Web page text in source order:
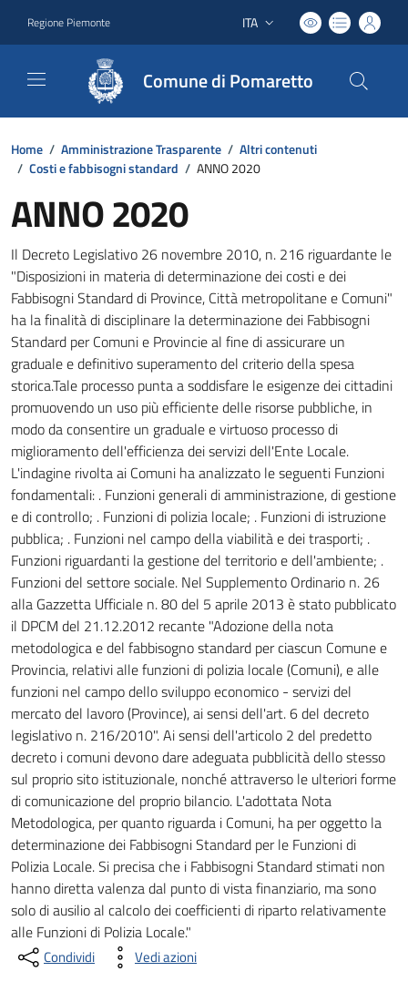
Regione Piemonte Lingua attiva:
ITA
Comune di Pomaretto
Home / Amministrazione Trasparente / Altri contenuti
/ Costi e fabbisogni standard / ANNO 2020
ANNO 2020
Il Decreto Legislativo 26 novembre 2010, n. 216 riguardante le
"Disposizioni in materia di determinazione dei costi e dei
Fabbisogni Standard di Province, Città metropolitane e Comuni"
ha la finalità di disciplinare la determinazione dei Fabbisogni
Standard per Comuni e Provincie al fine di assicurare un
graduale e definitivo superamento del criterio della spesa
storica.Tale processo punta a soddisfare le esigenze dei cittadini
promuovendo un uso più efficiente delle risorse pubbliche, in
modo da consentire un graduale e virtuoso processo di
miglioramento dell'efficienza dei servizi dell'Ente Locale.
L'indagine rivolta ai Comuni ha analizzato le seguenti Funzioni
fondamentali: . Funzioni generali di amministrazione, di gestione
e di controllo; . Funzioni di polizia locale; . Funzioni di istruzione
pubblica; . Funzioni nel campo della viabilità e dei trasporti; .
Funzioni riguardanti la gestione del territorio e dell'ambiente; .
Funzioni del settore sociale. Nel Supplemento Ordinario n. 26
alla Gazzetta Ufficiale n. 80 del 5 aprile 2013 è stato pubblicato
il DPCM del 21.12.2012 recante "Adozione della nota
metodologica e del fabbisogno standard per ciascun Comune e
Provincia, relativi alle funzioni di polizia locale (Comuni), e alle
funzioni nel campo dello sviluppo economico - servizi del
mercato del lavoro (Province), ai sensi dell'art. 6 del decreto
legislativo n. 216/2010". Ai sensi dell'articolo 2 del predetto
decreto i comuni devono dare adeguata pubblicità dello stesso
sul proprio sito istituzionale, nonché attraverso le ulteriori forme
di comunicazione del proprio bilancio. L'adottata Nota
Metodologica, per quanto riguarda i Comuni, ha per oggetto la
determinazione dei Fabbisogni Standard per le Funzioni di
Polizia Locale. Si precisa che i Fabbisogni Standard stimati non
hanno diretta valenza dal punto di vista finanziario, ma sono
solo di ausilio al calcolo dei coefficienti di riparto relativamente
alle Funzioni di Polizia Locale."
Condividi Vedi azioni